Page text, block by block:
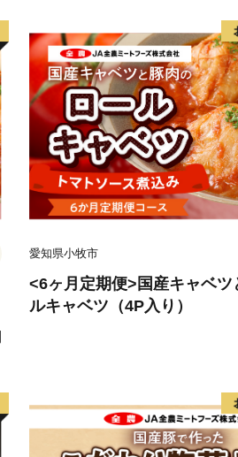
愛知県小牧市
<6ヶ月定期便>国産キャベツ
ルキャベツ（4P入り）